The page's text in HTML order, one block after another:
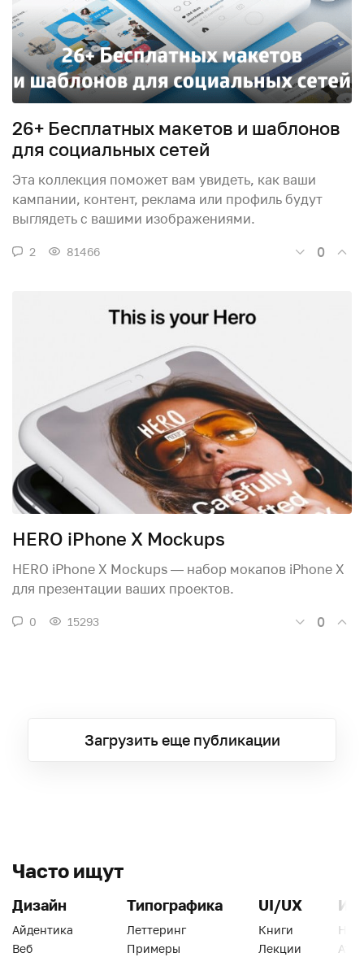
26+ Бесплатных макетов и шаблонов
для социальных сетей
Эта коллекция поможет вам увидеть, как ваши
кампании, контент, реклама или профиль будут
выглядеть с вашими изображениями.
2 81466 0
HERO iPhone X Mockups
HERO iPhone X Mockups — набор мокапов iPhone X
для презентации ваших проектов.
0 15293 0
Загрузить еще публикации
Часто ищут
Дизайн
Айдентика
Веб
Типографика
Леттеринг
Примеры
UI/UX
Книги
Лекции